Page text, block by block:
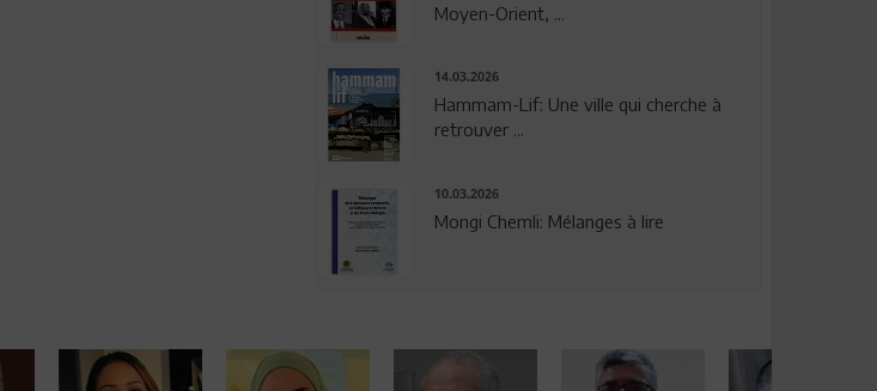
Moyen-Orient, ...
14.03.2026
Hammam-Lif: Une ville qui cherche à
retrouver ...
10.03.2026
Mongi Chemli: Mélanges à lire